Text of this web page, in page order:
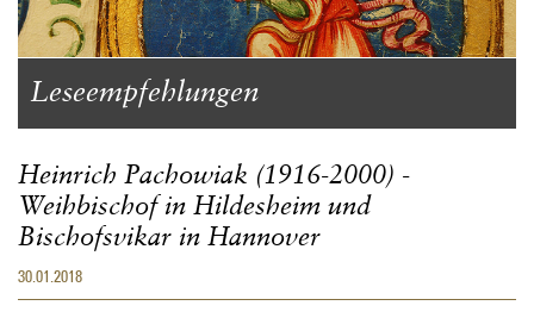
Leseempfehlungen
Heinrich Pachowiak (1916-2000) -
Weihbischof in Hildesheim und
Bischofsvikar in Hannover
30.01.2018